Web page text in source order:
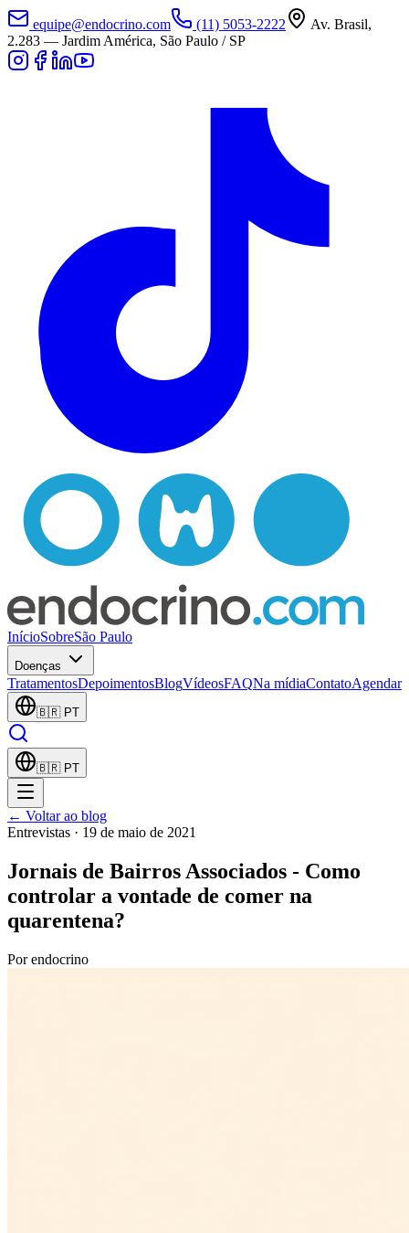
equipe@endocrino.com (11) 5053-2222
Av. Brasil,
2.283 — Jardim América, São Paulo / SP
InícioSobreSão Paulo
Doenças
TratamentosDepoimentosBlogVídeosFAQNa mídiaContatoAgendar
🇧🇷 PT
🇧🇷 PT
← Voltar ao blog
Entrevistas · 19 de maio de 2021
Jornais de Bairros Associados - Como
controlar a vontade de comer na
quarentena?
Porendocrino